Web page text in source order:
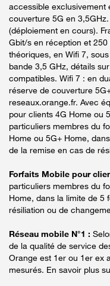
accessible exclusivement
couverture 5G en
(déploiement en cours).
Gbit/s en réception et
théoriques, en Wifi 7,
bande 3,5 GHz, détails
compatibles. Wifi 7 : en
réserve de couverture
reseaux.orange.fr. Avec
pour clients 4G Home ou
particuliers membres du
Home ou 5G+ Home,
de la remise en cas de
Forfaits Mobile pour
particuliers membres du
Home, dans la limite de 5
résiliation ou de
Réseau mobile N°1 :
de la qualité de service
Orange est 1er ou 1er ex
mesurés. En savoir plus